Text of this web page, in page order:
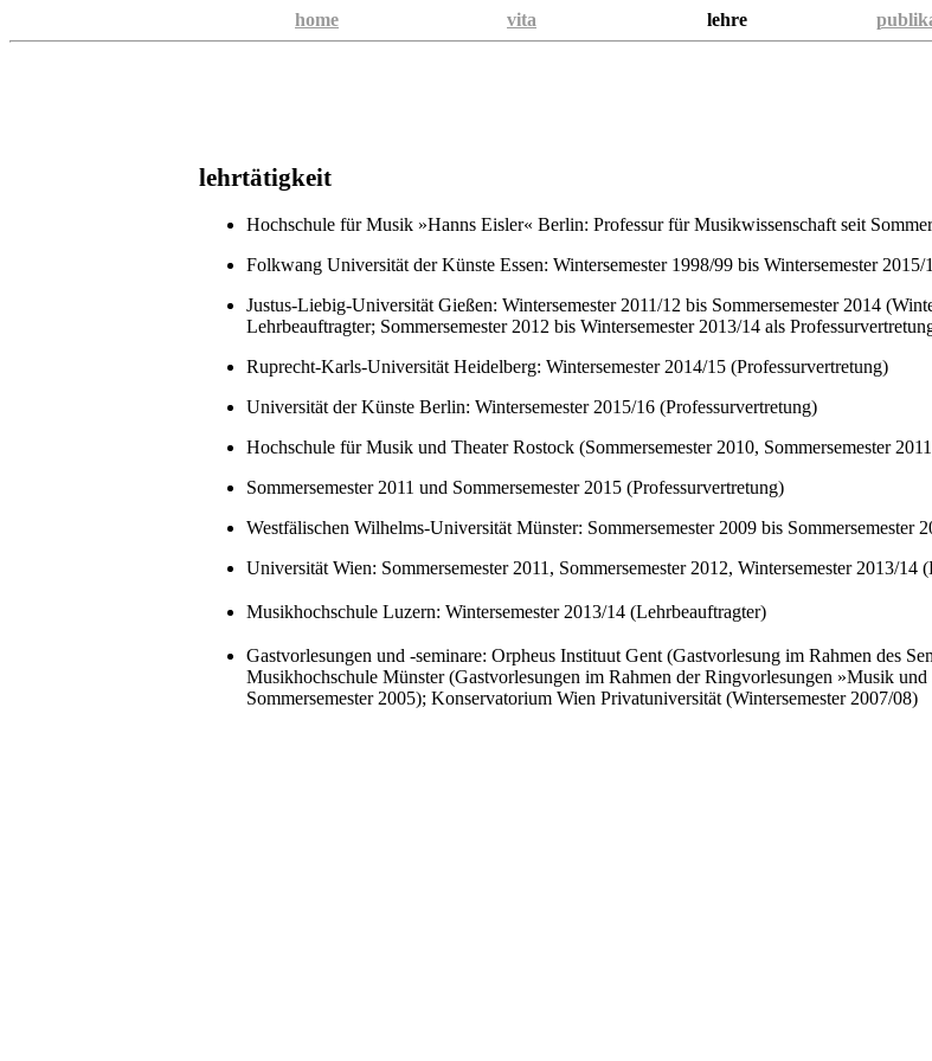
home vita lehre
lehrtätigkeit
Hochschule für Musik »Hanns Eisler« Berlin: Professur für Musikwissenschaft seit
Folkwang Universität der Künste Essen: Wintersemester 1998/99 bis Wintersemester
Justus-Liebig-Universität Gießen: Wintersemester 2011/12 bis Sommersemester 2014
Lehrbeauftragter; Sommersemester 2012 bis Wintersemester 2013/14 als
Ruprecht-Karls-Universität Heidelberg: Wintersemester 2014/15 (Professurvertretung)
Universität der Künste Berlin: Wintersemester 2015/16 (Professurvertretung)
Hochschule für Musik und Theater Rostock (Sommersemester 2010, Sommersemester
Sommersemester 2011 und Sommersemester 2015 (Professurvertretung)
Westfälischen Wilhelms-Universität Münster: Sommersemester 2009 bis Sommersemester
Universität Wien: Sommersemester 2011, Sommersemester 2012, Wintersemester 2013/14
Musikhochschule Luzern: Wintersemester 2013/14 (Lehrbeauftragter)
Gastvorlesungen und -seminare: Orpheus Instituut Gent (Gastvorlesung im Rahmen des
Musikhochschule Münster (Gastvorlesungen im Rahmen der Ringvorlesungen »Musik
Sommersemester 2005); Konservatorium Wien Privatuniversität (Wintersemester 2007/08)